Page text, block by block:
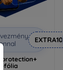
EXTRA10